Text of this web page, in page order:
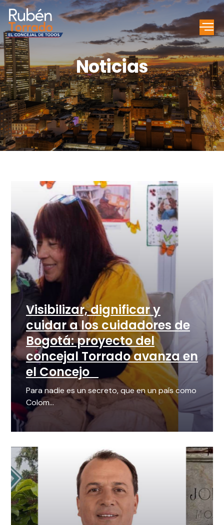
Noticias
Visibilizar, dignificar y
cuidar a los cuidadores de
Bogotá: proyecto del
concejal Torrado avanza en
el Concejo
Para nadie es un secreto, que en un país como
Colom...